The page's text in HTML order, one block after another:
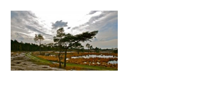
Naar
de
inhoud
springen